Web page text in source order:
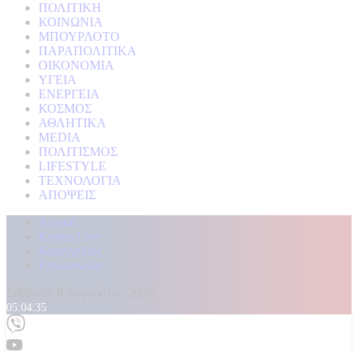
ΠΟΛΙΤΙΚΗ
ΚΟΙΝΩΝΙΑ
ΜΠΟΥΡΛΟΤΟ
ΠΑΡΑΠΟΛΙΤΙΚΑ
ΟΙΚΟΝΟΜΙΑ
ΥΓΕΙΑ
ΕΝΕΡΓΕΙΑ
ΚΟΣΜΟΣ
ΑΘΛΗΤΙΚΑ
MEDIA
ΠΟΛΙΤΙΣΜΟΣ
LIFESTYLE
ΤΕΧΝΟΛΟΓΙΑ
ΑΠΟΨΕΙΣ
Αρχική
Kontra Live
Καταγγελίες
Επικοινωνία
05:04:37